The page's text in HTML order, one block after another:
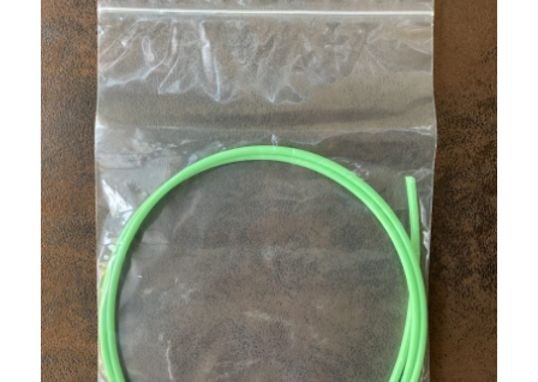
สนิม
อยู่
ไหม
?